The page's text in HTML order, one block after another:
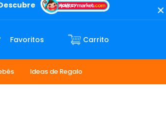
Favoritos
Ideas de Regalo